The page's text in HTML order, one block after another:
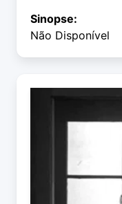
Sinopse:
Não Disponível